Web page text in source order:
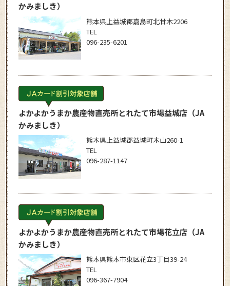
かみましき）
熊本県上益城郡嘉島町北甘木2206
TEL
096-235-6201
よかよかうまか農産物直売所とれたて市場益城店（JA
かみましき）
熊本県上益城郡益城町木山260-1
TEL
096-287-1147
よかよかうまか農産物直売所とれたて市場花立店（JA
かみましき）
熊本県熊本市東区花立3丁目39-24
TEL
096-367-7904